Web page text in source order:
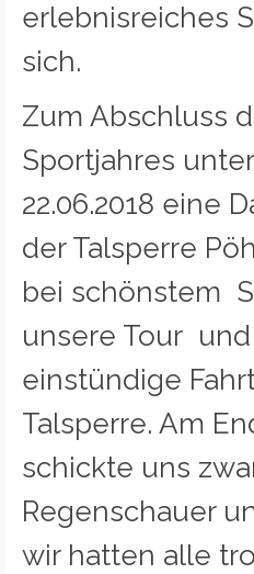
erlebnisreiches
sich.
Zum Abschluss
Sportjahres
22.06.2018 eine
der Talsperre
bei schönstem
unsere Tour
einstündige
Talsperre. Am
schickte uns
Regenschauer
wir hatten alle